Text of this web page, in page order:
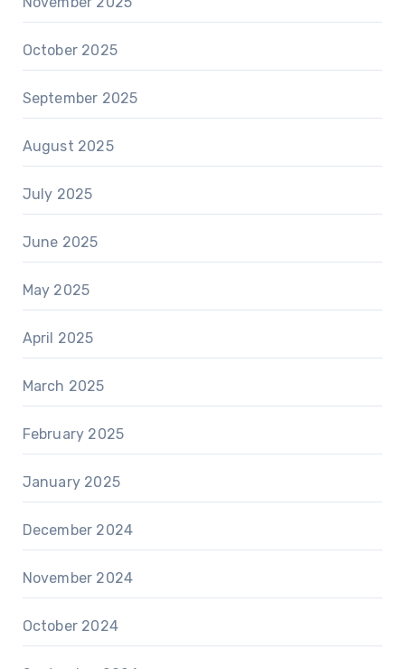
October 2025
September 2025
August 2025
July 2025
June 2025
May 2025
April 2025
March 2025
February 2025
January 2025
December 2024
November 2024
October 2024